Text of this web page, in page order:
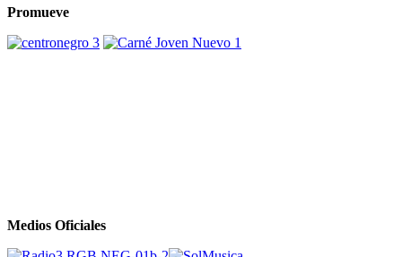
Promueve
Medios Oficiales